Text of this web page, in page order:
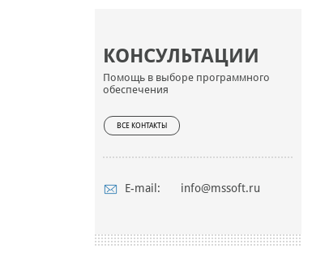
КОНСУЛЬТАЦИИ
Помощь в выборе программного
обеспечения
ВСЕ КОНТАКТЫ
E-mail: info@mssoft.ru